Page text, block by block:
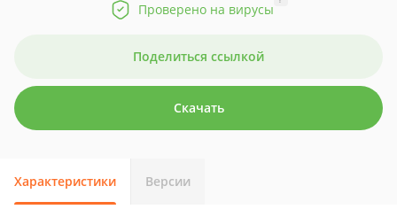
Проверено на вирусы
Поделиться ссылкой
Скачать
Характеристики Версии